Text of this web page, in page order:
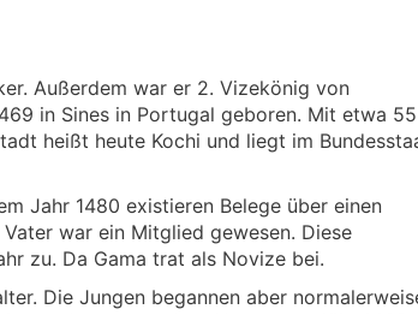
Außerdem war er 2. Vizekönig von
in Sines in Portugal geboren. Mit etwa 55
heißt heute Kochi und liegt im
Jahr 1480 existieren Belege über einen
war ein Mitglied gewesen. Diese
zu. Da Gama trat als Novize bei.
Die Jungen begannen aber